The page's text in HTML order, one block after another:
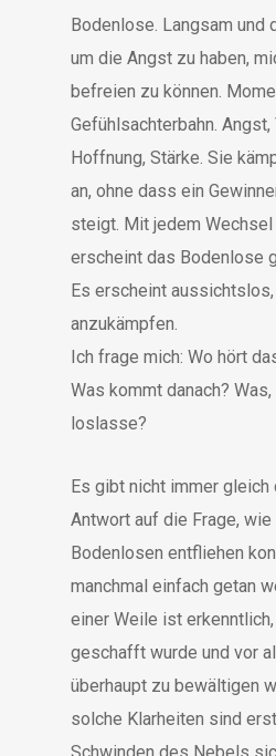
Bodenlose. Langsam und
um die Angst zu haben,
befreien zu können.
Gefühlsachterbahn.
Hoffnung, Stärke. Sie
an, ohne dass ein
steigt. Mit jedem
erscheint das Bodenlose
Es erscheint
anzukämpfen.
Ich frage mich: Wo hört
Was kommt danach?
loslasse?
Es gibt nicht immer
Antwort auf die Frage, wie
Bodenlosen entfliehen
manchmal einfach getan
einer Weile ist
geschafft wurde und vor
überhaupt zu bewältigen
solche Klarheiten sind